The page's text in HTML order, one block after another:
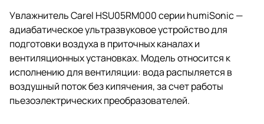
Увлажнитель Carel HSU05RM000 серии humiSonic —
адиабатическое ультразвуковое устройство для
подготовки воздуха в приточных каналах и
вентиляционных установках. Модель относится к
исполнению для вентиляции: вода распыляется в
воздушный поток без кипячения, за счет работы
пьезоэлектрических преобразователей.